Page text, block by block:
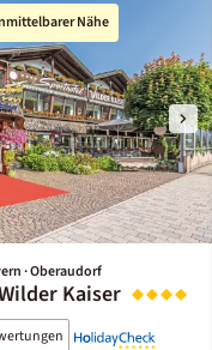
Nähe
· Oberaudorf
Kaiser